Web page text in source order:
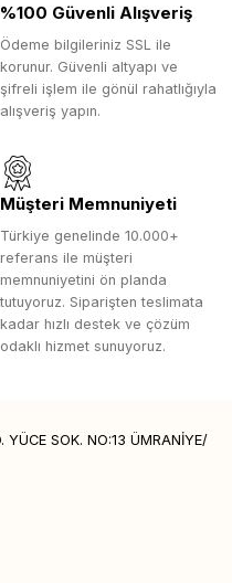
%100 Güvenli Alışveriş
Ödeme bilgileriniz SSL ile
korunur. Güvenli altyapı ve
şifreli işlem ile gönül rahatlığıyla
alışveriş yapın.
Müşteri Memnuniyeti
Türkiye genelinde 10.000+
referans ile müşteri
memnuniyetini ön planda
tutuyoruz. Siparişten teslimata
kadar hızlı destek ve çözüm
odaklı hizmet sunuyoruz.
SOK. NO:13 ÜMRANİYE/